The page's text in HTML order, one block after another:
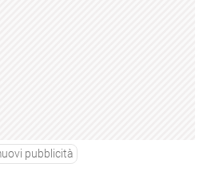
pubblicità